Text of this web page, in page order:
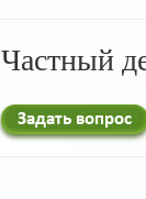
Частный
Задать вопрос